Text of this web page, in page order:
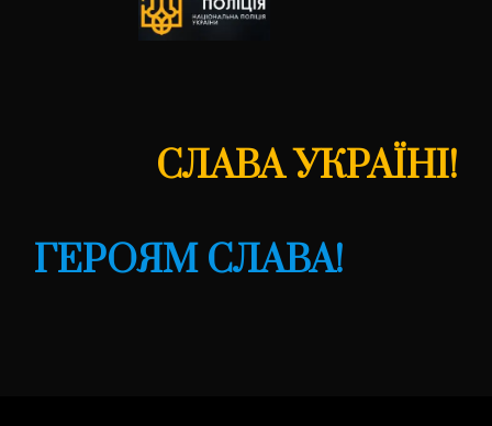
СЛАВА УКРАЇНІ!
ГЕРОЯМ СЛАВА!